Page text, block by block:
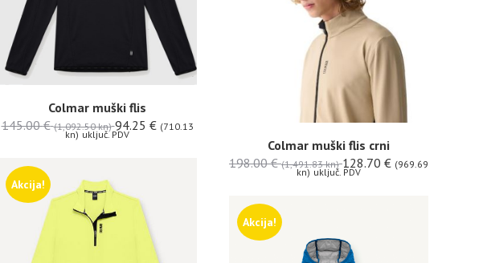
Colmar muški flis
145.00€ (1,092.50 kn) 94.25 € (710.13
kn) uključ. PDV
Colmar muški flis crni
198.00€ (1,491.83 kn) 128.70 € (969.69
kn) uključ. PDV
Akcija!
Akcija!